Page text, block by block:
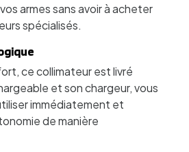
armes sans avoir à acheter
spécialisés.
ce collimateur est livré
et son chargeur, vous
immédiatement et
de manière